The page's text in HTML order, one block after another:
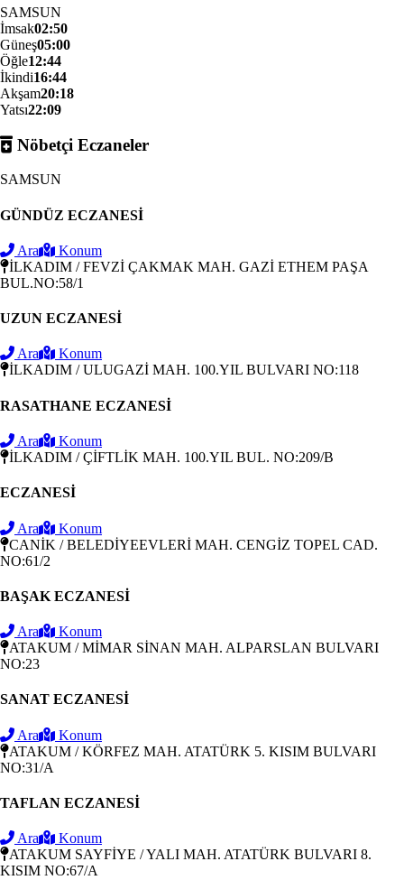
SAMSUN
İmsak02:50
Güneş05:00
Öğle12:44
İkindi16:44
Akşam20:18
Yatsı22:09
Nöbetçi Eczaneler
SAMSUN
GÜNDÜZ ECZANESİ
Ara
Konum
İLKADIM / FEVZİ ÇAKMAK MAH. GAZİ ETHEM PAŞA
BUL.NO:58/1
UZUN ECZANESİ
Ara
Konum
İLKADIM / ULUGAZİ MAH. 100.YIL BULVARI NO:118
RASATHANE ECZANESİ
Ara
Konum
İLKADIM / ÇİFTLİK MAH. 100.YIL BUL. NO:209/B
ECZANESİ
Ara
Konum
CANİK / BELEDİYEEVLERİ MAH. CENGİZ TOPEL CAD.
NO:61/2
BAŞAK ECZANESİ
Ara
Konum
ATAKUM / MİMAR SİNAN MAH. ALPARSLAN BULVARI
NO:23
SANAT ECZANESİ
Ara
Konum
ATAKUM / KÖRFEZ MAH. ATATÜRK 5. KISIM BULVARI
NO:31/A
TAFLAN ECZANESİ
Ara
Konum
ATAKUM SAYFİYE / YALI MAH. ATATÜRK BULVARI 8.
KISIM NO:67/A